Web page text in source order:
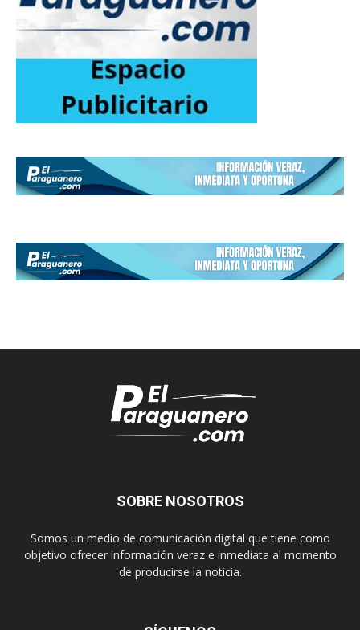
SOBRE NOSOTROS
Somos un medio de comunicación digital que tiene como
objetivo ofrecer información veraz e inmediata al momento
de producirse la noticia.